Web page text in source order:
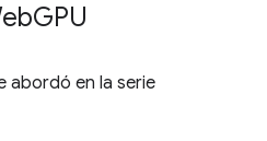
GPU
abordó en la serie